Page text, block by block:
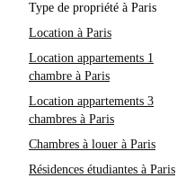
Type de propriété à Paris
Location à Paris
Location appartements 1
chambre à Paris
Location appartements 3
chambres à Paris
Chambres à louer à Paris
Résidences étudiantes à Paris